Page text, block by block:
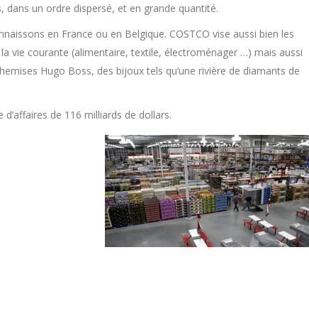
un ordre dispersé, et en grande quantité.
en France ou en Belgique. COSTCO vise aussi bien les
vie courante (alimentaire, textile, électroménager …) mais aussi
Hugo Boss, des bijoux tels qu’une rivière de diamants de
de 116 milliards de dollars.